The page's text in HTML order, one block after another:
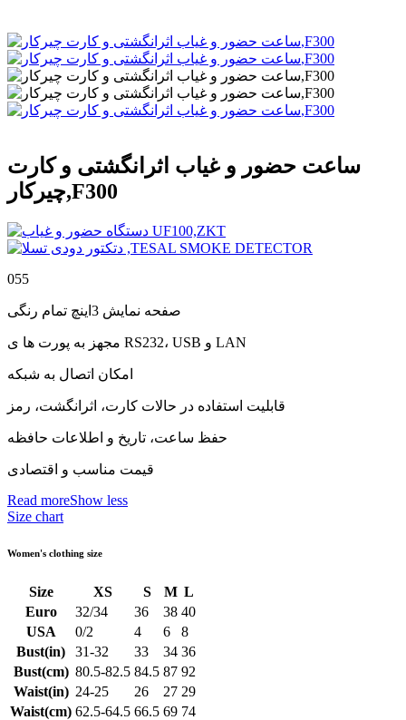
ساعت حضور و غیاب اثرانگشتی و کارت
چیرکار,F300
055
صفحه نمایش 3اینچ تمام رنگی
مجهز به پورت ها ی RS232، USB و LAN
امکان اتصال به شبکه
قابلیت استفاده در حالات کارت، اثرانگشت، رمز
قیمت مناسب و اقتصادی
Read moreShow less
Size chart
Women's clothing size
Size XS S M L
Euro
32/34 36 38 40
USA
0/2 4 6
8
Bust(in)
31-32 33 34 36
Bust(cm) 80.5-82.5 84.5 87 92
Waist(in) 24-25 26 27 29
Waist(cm) 62.5-64.5 66.5 69 74